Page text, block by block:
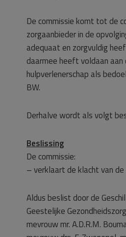
De commissie komt tot de
zorgaanbieder in de
adequaat en zorgvuldig
daarmee heeft voldaan aan
hulpverlenerschap als
BW.
Derhalve wordt als volgt
Beslissing
De commissie:
– verklaart de klacht van de
Aldus beslist door de
Geestelijke
mevrouw mr. A.D.R.M.